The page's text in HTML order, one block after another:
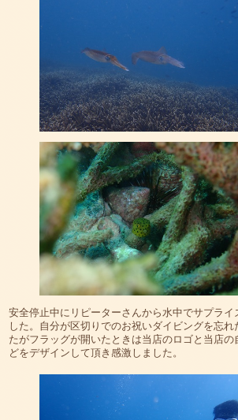
安全停止中にリピーターさんから水中でサプライ
した。自分が区切りでのお祝いダイビングを忘れ
たがフラッグが開いたときは当店のロゴと当店の
どをデザインして頂き感激しました。